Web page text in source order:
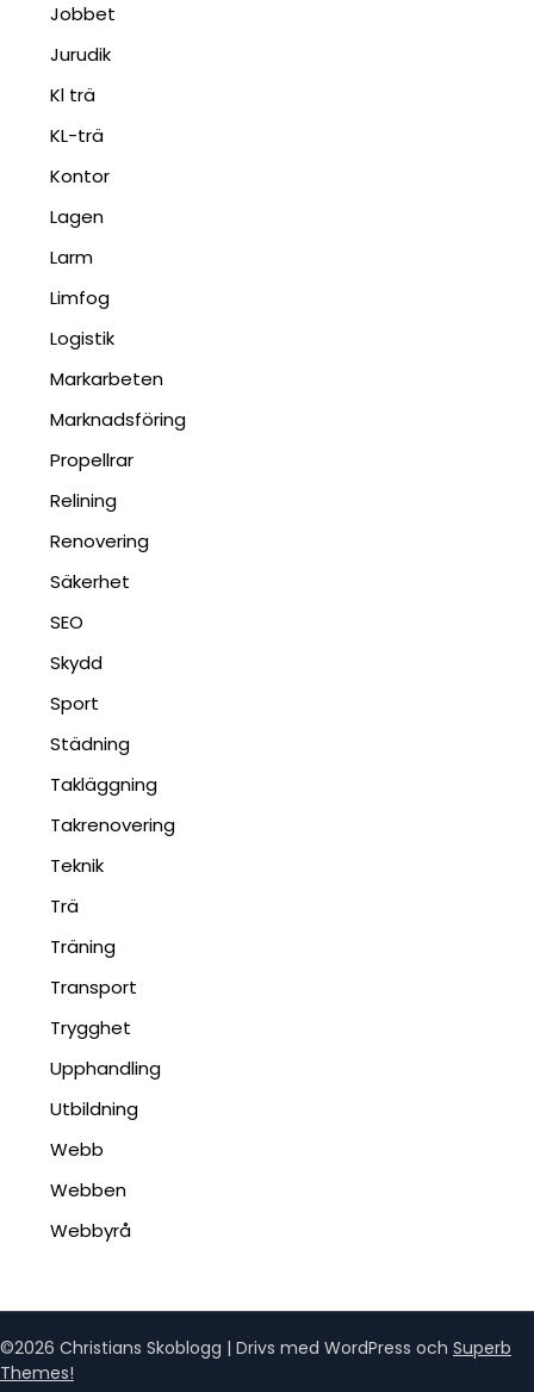
Jobbet
Jurudik
Kl trä
KL-trä
Kontor
Lagen
Larm
Limfog
Logistik
Markarbeten
Marknadsföring
Propellrar
Relining
Renovering
Säkerhet
SEO
Skydd
Sport
Städning
Takläggning
Takrenovering
Teknik
Trä
Träning
Transport
Trygghet
Upphandling
Utbildning
Webb
Webben
Webbyrå
©2026 Christians Skoblogg | Drivs med WordPress och Superb
Themes!